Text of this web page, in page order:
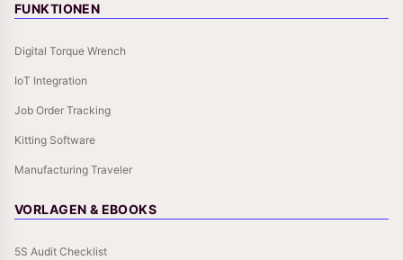
FUNKTIONEN
Digital Torque Wrench
IoT Integration
Job Order Tracking
Kitting Software
Manufacturing Traveler
VORLAGEN & EBOOKS
5S Audit Checklist